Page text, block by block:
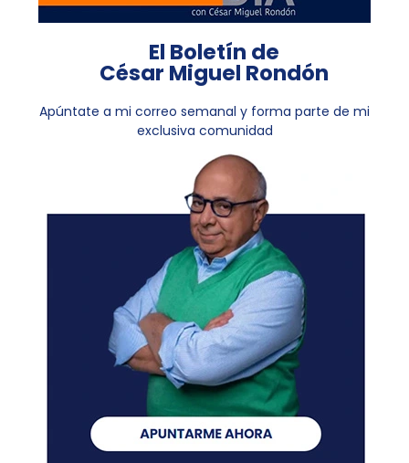
El Boletín de
César Miguel Rondón
Apúntate a mi correo semanal y forma parte de mi
exclusiva comunidad